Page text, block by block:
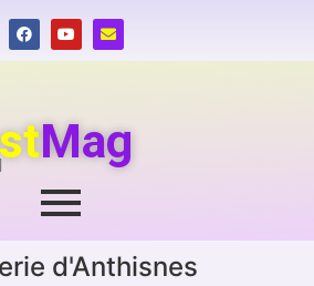
Mag
d'Anthisnes